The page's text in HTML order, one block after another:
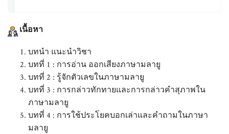
เนื้อหา
บทนำ แนะนำวิชา
บทที่ 1 : การอ่าน ออกเสียงภาษามลายู
บทที่ 2 : รู้จักตัวเลขในภาษามลายู
บทที่ 3 : การกล่าวทักทายและการกล่าวคําสุภาพใน
ภาษามลายู
บทที่ 4 : การใช้ประโยคบอกเล่าและคําถามในภาษา
มลายู